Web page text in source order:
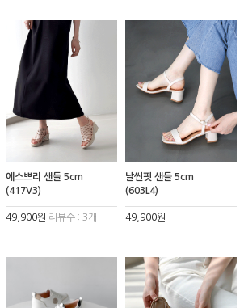
에스쁘리 샌들 5cm
(417V3)
49,900원 리뷰수 : 3개
날씬핏 샌들 5cm
(603L4)
49,900원